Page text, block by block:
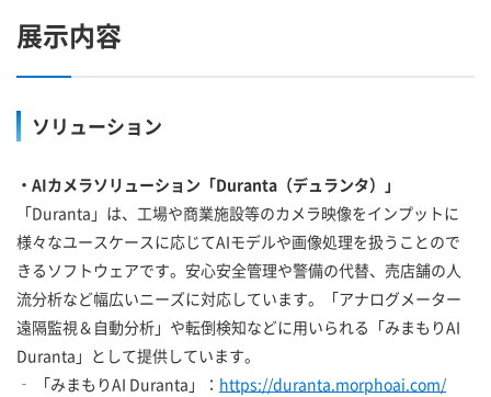
展示内容
ソリューション
・AIカメラソリューション「Duranta（デュランタ）」
「Duranta」は、工場や商業施設等のカメラ映像をインプットに
様々なユースケースに応じてAIモデルや画像処理を扱うことので
きるソフトウェアです。安心安全管理や警備の代替、売店舗の人
流分析など幅広いニーズに対応しています。「アナログメーター
遠隔監視＆自動分析」や転倒検知などに用いられる「みまもりAI
Duranta」として提供しています。
‐ 「みまもりAI Duranta」： https://duranta.morphoai.com/